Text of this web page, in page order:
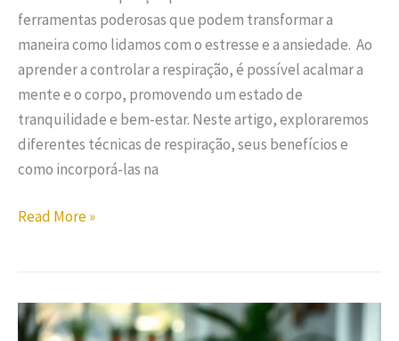
ferramentas poderosas que podem transformar a
maneira como lidamos com o estresse e a ansiedade. Ao
aprender a controlar a respiração, é possível acalmar a
mente e o corpo, promovendo um estado de
tranquilidade e bem-estar. Neste artigo, exploraremos
diferentes técnicas de respiração, seus benefícios e
como incorporá-las na
Read More »